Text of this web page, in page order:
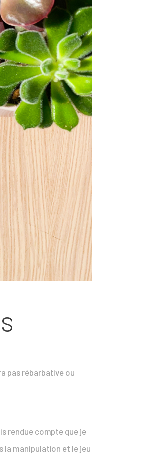
pas rébarbative ou
rendue compte que je
la manipulation et le jeu